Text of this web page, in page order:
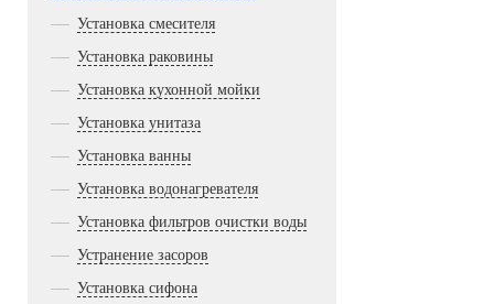
Установка смесителя
Установка раковины
Установка кухонной мойки
Установка унитаза
Установка ванны
Установка водонагревателя
Установка фильтров очистки воды
Устранение засоров
Установка сифона